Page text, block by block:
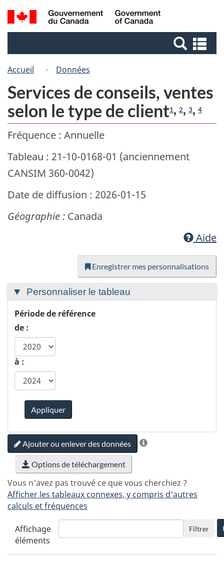
Passer
au
Passer
à
Canada
Recherche
et
et
Accueil Données
Services de conseils, ventes
selon le type de client1, 2, 3, 4
Fréquence : Annuelle
Tableau : 21-10-0168-01 (anciennement
CANSIM 360-0042)
Date de diffusion : 2026-01-15
Géographie : Canada
Aide
Enregistrer mes personnalisations
Personnaliser le tableau
Période de référence
de :
à :
Appliquer
Ajouter ou enlever des données
Options de téléchargement
Vous n'avez pas trouvé ce que vous cherchiez ?
Afficher les tableaux connexes, y compris d'autres
calculs et fréquences
Affichage
éléments
Filtrer